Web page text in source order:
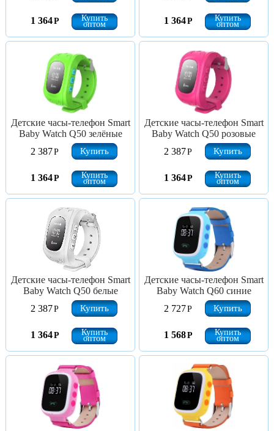
1 364Р Купить
оптом 1 364Р Купить
оптом
Детские часы-телефон Smart
Baby Watch Q50 зелёные
2 387Р Купить
1 364Р Купить
оптом
Детские часы-телефон Smart
Baby Watch Q50 розовые
2 387Р Купить
1 364Р Купить
оптом
Детские часы-телефон Smart
Baby Watch Q50 белые
2 387Р Купить
1 364Р Купить
оптом
Детские часы-телефон Smart
Baby Watch Q60 синие
2 727Р Купить
1 568Р Купить
оптом